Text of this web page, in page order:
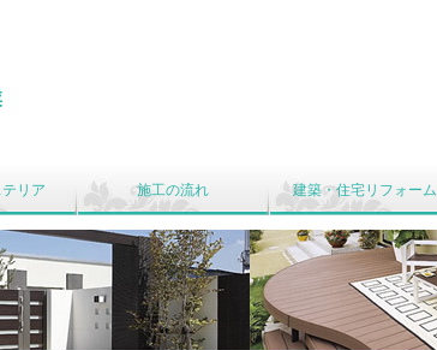
リア 施工の流れ 建築・住宅リフォーム